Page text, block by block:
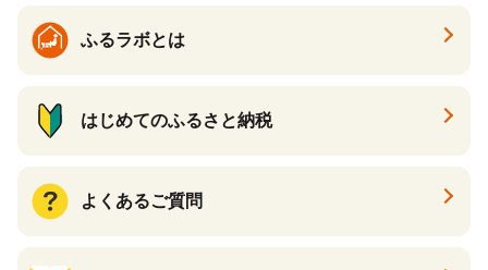
ふるラボとは
はじめてのふるさと納税
よくあるご質問